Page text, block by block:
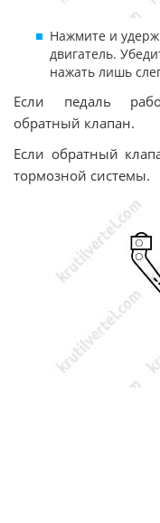
Нажмите и
двигатель.
нажать лишь
Если педаль
обратный клапан.
Если обратный
тормозной системы.